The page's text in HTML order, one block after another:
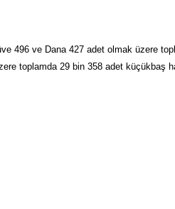
496 ve Dana 427 adet olmak üzere
toplamda 29 bin 358 adet küçükbaş